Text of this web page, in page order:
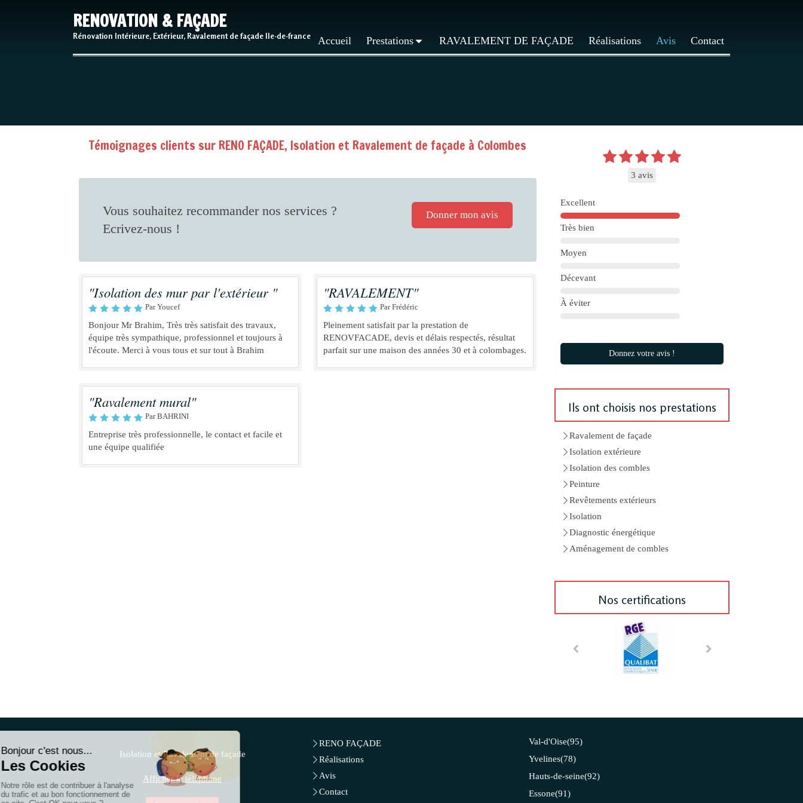
RENOVATION & FAÇADE
Rénovation Intérieure, Extérieur, Ravalement de façade Ile-de-france Accueil Prestations RAVALEMENT DE FAÇADE Réalisations Avis Contact
Témoignages clients sur RENO FAÇADE, Isolation et Ravalement de façade à Colombes
Vous souhaitez recommander nos services ?
Ecrivez-nous !
Donner mon avis
"Isolation des mur par l'extérieur "
Par Youcef
Bonjour Mr Brahim, Très très satisfait des travaux,
équipe très sympathique, professionnel et toujours à
l'écoute. Merci à vous tous et sur tout à Brahim
"RAVALEMENT"
Par Frédéric
Pleinement satisfait par la prestation de
RENOVFACADE, devis et délais respectés, résultat
parfait sur une maison des années 30 et à colombages.
"Ravalement mural"
Par BAHRINI
Entreprise très professionnelle, le contact et facile et
une équipe qualifiée
3 avis
Excellent
Très bien
Moyen
Décevant
À éviter
Donnez votre avis !
Ils ont choisis nos prestations
Ravalement de façade
Isolation extérieure
Isolation des combles
Peinture
Revêtements extérieurs
Isolation
Diagnostic énergétique
Aménagement de combles
Nos certifications
Isolation et Ravalement de façade
Afficher le téléphone
RENO FAÇADE
Réalisations
Avis
Contact
Val-d'Oise(95)
Yvelines(78)
Hauts-de-seine(92)
Essone(91)